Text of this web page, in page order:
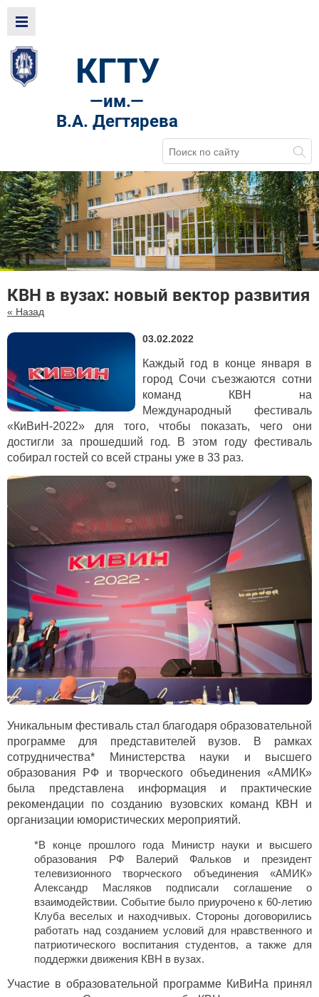
КГТУ
—им.—
В.А. Дегтярева
КВН в вузах: новый вектор развития
« Назад
03.02.2022
Каждый год в конце января в
город Сочи съезжаются сотни
команд КВН на
Международный фестиваль
«КиВиН-2022» для того, чтобы показать, чего они
достигли за прошедший год. В этом году фестиваль
собирал гостей со всей страны уже в 33 раз.
Уникальным фестиваль стал благодаря образовательной
программе для представителей вузов. В рамках
сотрудничества*
Министерства науки и высшего
образования РФ и творческого объединения «АМИК»
была представлена информация и практические
рекомендации по созданию вузовских команд КВН и
организации юмористических мероприятий.
*В конце прошлого года Министр науки и высшего
образования РФ Валерий Фальков и президент
телевизионного творческого объединения «АМИК»
Александр Масляков подписали соглашение о
взаимодействии. Событие было приурочено к 60-летию
Клуба веселых и находчивых. Стороны договорились
работать над созданием условий для нравственного и
патриотического воспитания студентов, а также для
поддержки движения КВН в вузах.
Участие в образовательной программе КиВиНа принял